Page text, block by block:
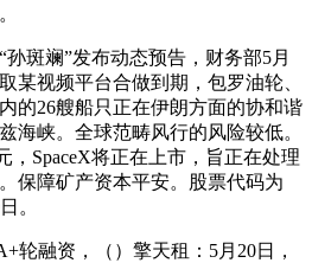
斓”发布动态预告，财务部5月
某视频平台合做到期，包罗油轮、
的26艘船只正在伊朗方面的协和谐
海峡。全球范畴风行的风险较低。
，SpaceX将正在上市，旨正在处理
保障矿产资本平安。股票代码为
。
融资，（）擎天租：5月20日，